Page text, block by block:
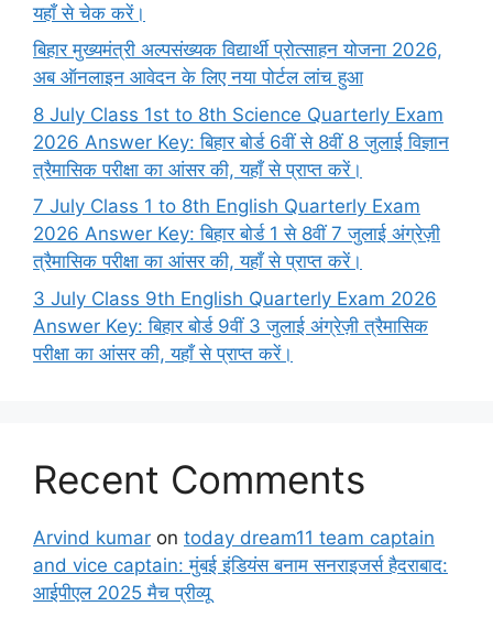
यहाँ से चेक करें।
बिहार मुख्यमंत्री अल्पसंख्यक विद्यार्थी प्रोत्साहन योजना 2026,
अब ऑनलाइन आवेदन के लिए नया पोर्टल लांच हुआ
8 July Class 1st to 8th Science Quarterly Exam
2026 Answer Key: बिहार बोर्ड 6वीं से 8वीं 8 जुलाई विज्ञान
त्रैमासिक परीक्षा का आंसर की, यहाँ से प्राप्त करें।
7 July Class 1 to 8th English Quarterly Exam
2026 Answer Key: बिहार बोर्ड 1 से 8वीं 7 जुलाई अंग्रेज़ी
त्रैमासिक परीक्षा का आंसर की, यहाँ से प्राप्त करें।
3 July Class 9th English Quarterly Exam 2026
Answer Key: बिहार बोर्ड 9वीं 3 जुलाई अंग्रेज़ी त्रैमासिक
परीक्षा का आंसर की, यहाँ से प्राप्त करें।
Recent Comments
Arvind kumar on today dream11 team captain
and vice captain: मुंबई इंडियंस बनाम सनराइजर्स हैदराबाद:
आईपीएल 2025 मैच प्रीव्यू